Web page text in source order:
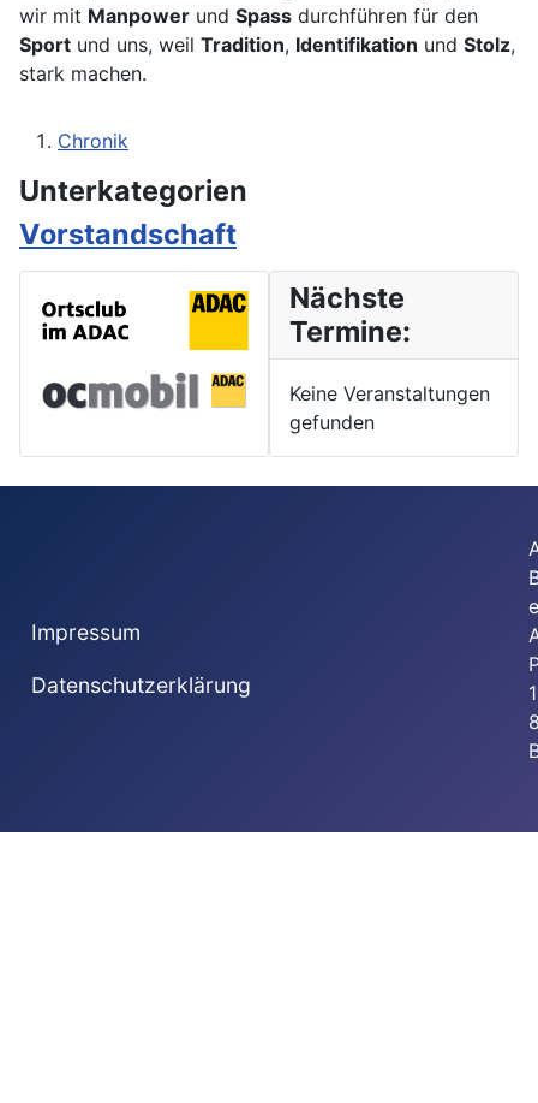
wir mit Manpower und Spass durchführen für den
Sport und uns, weil Tradition, Identifikation und Stolz,
stark machen.
Chronik
Unterkategorien
Vorstandschaft
Nächste
Termine:
Keine Veranstaltungen
gefunden
Impressum
Datenschutzerklärung